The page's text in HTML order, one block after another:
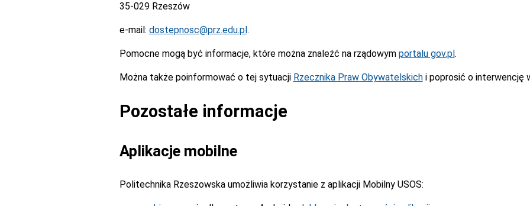
35-029 Rzeszów
e-mail: dostepnosc@prz.edu.pl .
Pomocne mogą być informacje, które można znaleźć na rządowym portalu gov.pl .
Można także poinformować o tej sytuacji Rzecznika Praw Obywatelskichi poprosić o interwencję
Pozostałe informacje
Aplikacje mobilne
Politechnika Rzeszowska umożliwia korzystanie z aplikacji Mobilny USOS: